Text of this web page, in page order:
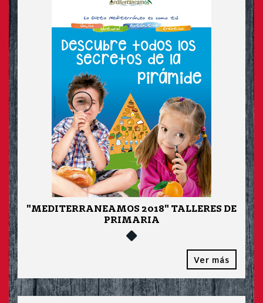
"MEDITERRANEAMOS 2018" TALLERES DE
PRIMARIA
Ver más